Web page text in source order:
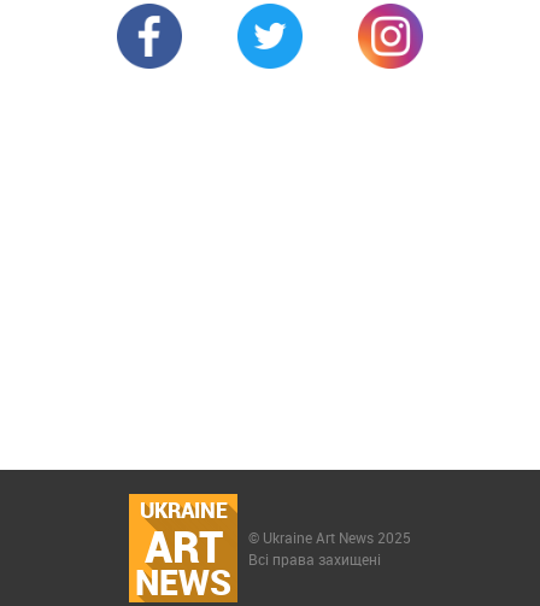
UKRAINE
ART
NEWS
© Ukraine Art News 2025
Всі права захищені